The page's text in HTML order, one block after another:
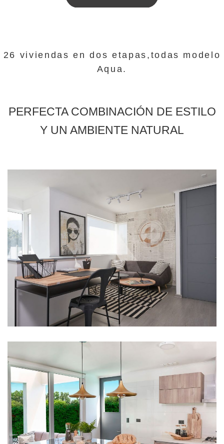
26 viviendas en dos etapas,todas modelo
Aqua.
PERFECTA COMBINACIÓN DE ESTILO
Y UN AMBIENTE NATURAL